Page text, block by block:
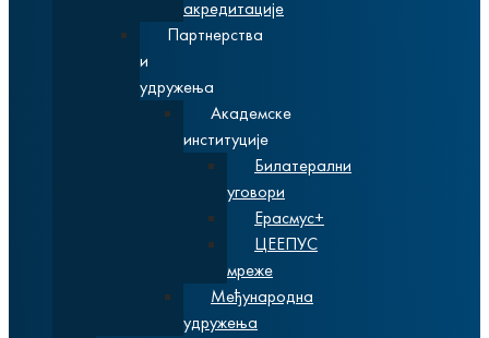
акредитације
Партнерства
и
удружења
Академске
институције
Билатерални
уговори
Ерасмус+
ЦЕЕПУС
мреже
Међународна
удружења